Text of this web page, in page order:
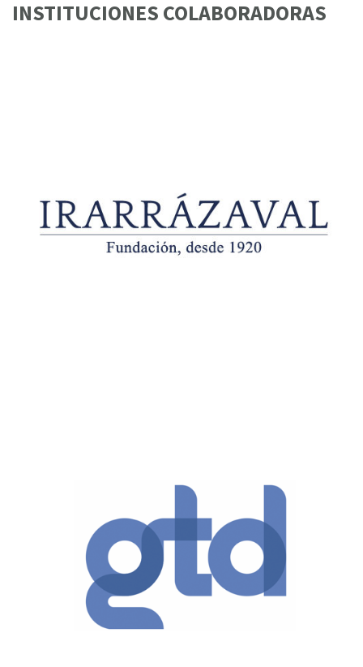
INSTITUCIONES COLABORADORAS